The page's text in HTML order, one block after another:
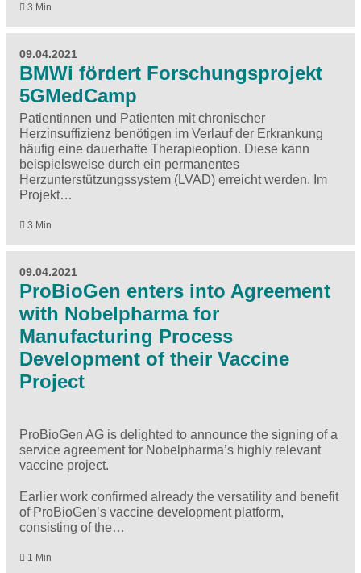
3 Min
09.04.2021
BMWi fördert Forschungsprojekt
5GMedCamp
Patientinnen und Patienten mit chronischer
Herzinsuffizienz benötigen im Verlauf der Erkrankung
häufig eine dauerhafte Therapieoption. Diese kann
beispielsweise durch ein permanentes
Herzunterstützungssystem (LVAD) erreicht werden. Im
Projekt…
3 Min
09.04.2021
ProBioGen enters into Agreement
with Nobelpharma for
Manufacturing Process
Development of their Vaccine
Project
ProBioGen AG is delighted to announce the signing of a
service agreement for Nobelpharma’s highly relevant
vaccine project.
Earlier work confirmed already the versatility and benefit
of ProBioGen’s vaccine development platform,
consisting of the…
1 Min